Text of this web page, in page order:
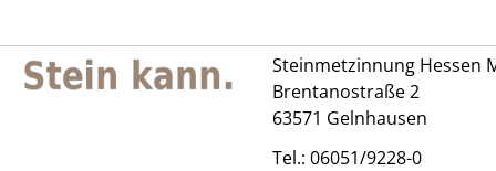
Steinmetzinnung Hessen
Brentanostraße 2
63571 Gelnhausen
Tel.:06051/9228-0